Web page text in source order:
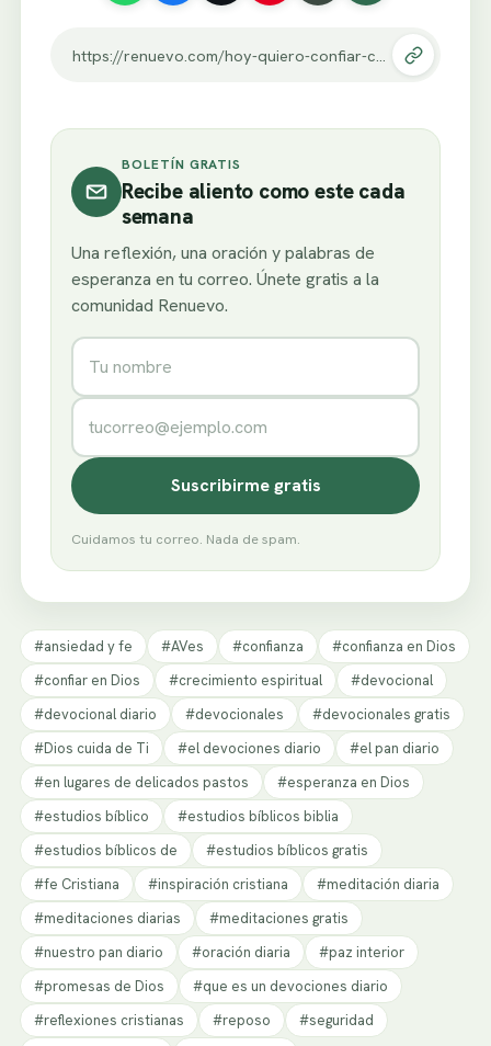
https://renuevo.com/hoy-quiero-confiar-como-las-aves.html
BOLETÍN GRATIS
Recibe aliento como este cada
semana
Una reflexión, una oración y palabras de
esperanza en tu correo. Únete gratis a la
comunidad Renuevo.
Nombre
Correo electrónico
Suscribirme gratis
Cuidamos tu correo. Nada de spam.
#ansiedad y fe #AVes #confianza
#confianza en Dios
#confiar en Dios
#crecimiento espiritual
#devocional
#devocional diario
#devocionales
#devocionales gratis
#Dios cuida de Ti
#el devociones diario
#el pan diario
#en lugares de delicados pastos
#esperanza en Dios
#estudios bíblico
#estudios bíblicos biblia
#estudios bíblicos de
#estudios bíblicos gratis
#fe Cristiana
#inspiración cristiana
#meditación diaria
#meditaciones diarias
#meditaciones gratis
#nuestro pan diario
#oración diaria
#paz interior
#promesas de Dios
#que es un devociones diario
#reflexiones cristianas
#reposo
#seguridad